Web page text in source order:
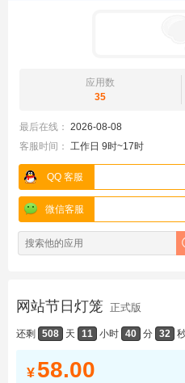
应用数
35
最后在线： 2026-08-08
客服时间： 工作日 9时~17时
QQ 客服
微信客服
网站节日灯笼 正式版
还剩 508 天 11 小时 40 分 32
¥ 58.00